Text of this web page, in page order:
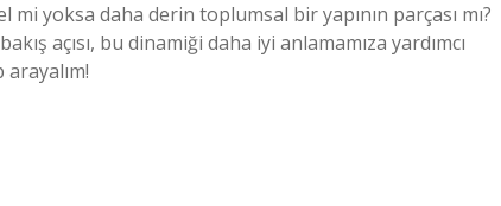
yoksa daha derin toplumsal bir yapının parçası mı?
açısı, bu dinamiği daha iyi anlamamıza yardımcı